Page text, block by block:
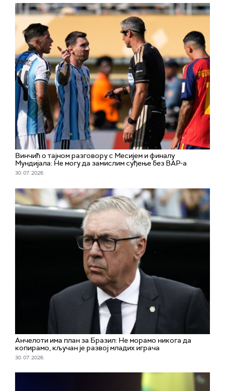
Винчић о тајном разговору с Месијем и финалу
Мундијала: Не могу да замислим суђење без ВАР-а
30. 07. 2026.
Aнчелоти има план за Бразил: Не морамо никога да
копирамо, кључан је развој младих играча
30. 07. 2026.